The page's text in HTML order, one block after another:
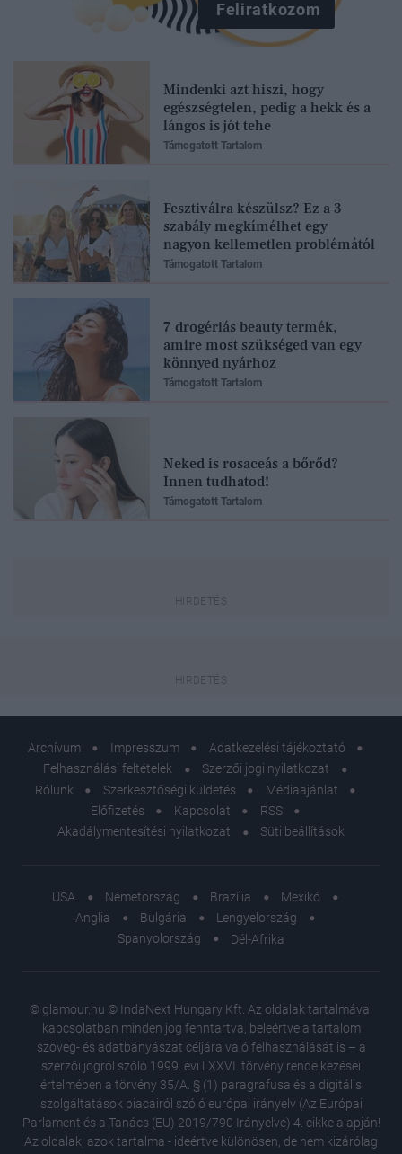
Feliratkozom
Mindenki azt hiszi, hogy
egészségtelen, pedig a hekk és a
lángos is jót tehe
Támogatott Tartalom
Fesztiválra készülsz? Ez a 3
szabály megkímélhet egy
nagyon kellemetlen problémától
Támogatott Tartalom
7 drogériás beauty termék,
amire most szükséged van egy
könnyed nyárhoz
Támogatott Tartalom
Neked is rosaceás a bőrőd?
Innen tudhatod!
Támogatott Tartalom
Archívum Impresszum
Adatkezelési tájékoztató
Felhasználási feltételek
Szerzői jogi nyilatkozat
Rólunk
Szerkesztőségi küldetés
Médiaajánlat
Előfizetés
Kapcsolat
RSS
Akadálymentesítési nyilatkozat
Süti beállítások
USA Németország Brazília
Mexikó
Anglia
Bulgária
Lengyelország
Spanyolország
Dél-Afrika
© glamour.hu © IndaNext Hungary Kft. Az oldalak tartalmával
kapcsolatban minden jog fenntartva, beleértve a tartalom
szöveg- és adatbányászat céljára való felhasználását is – a
szerzői jogról szóló 1999. évi LXXVI. törvény rendelkezései
értelmében a törvény 35/A. § (1) paragrafusa és a digitális
szolgáltatások piacairól szóló európai irányelv (Az Európai
Parlament és a Tanács (EU) 2019/790 Irányelve) 4. cikke alapján!
Az oldalak, azok tartalma - ideértve különösen, de nem kizárólag